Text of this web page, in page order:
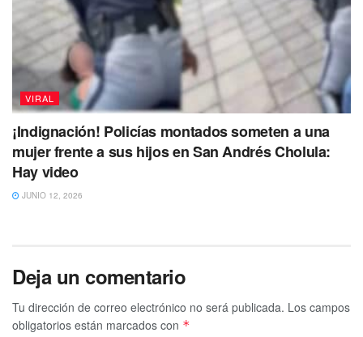
VIRAL
¡Indignación! Policías montados someten a una
mujer frente a sus hijos en San Andrés Cholula:
Hay video
JUNIO 12, 2026
Deja un comentario
Tu dirección de correo electrónico no será publicada. Los campos
obligatorios están marcados con *